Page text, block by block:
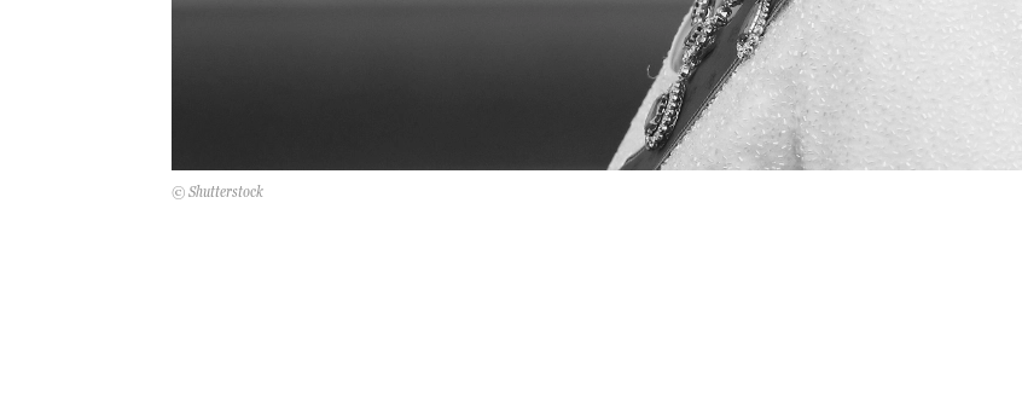
© Shutterstock